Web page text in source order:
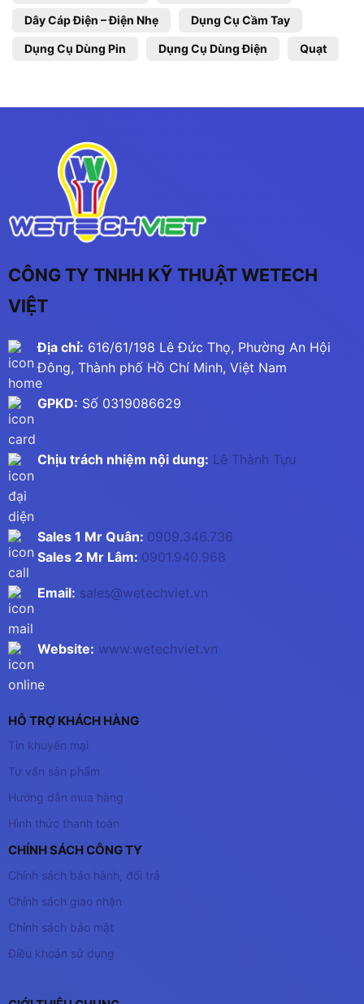
Dây Cáp Điện – Điện Nhẹ Dụng Cụ Cầm Tay
Dụng Cụ Dùng Pin Dụng Cụ Dùng Điện Quạt
CÔNG TY TNHH KỸ THUẬT WETECH
VIỆT
Địa chỉ: 616/61/198 Lê Đức Thọ, Phường An Hội
Đông, Thành phố Hồ Chí Minh, Việt Nam
GPKD: Số 0319086629
Chịu trách nhiệm nội dung: Lê Thành Tựu
Sales 1 Mr Quân: 0909.346.736
Sales 2 Mr Lâm: 0901.940.968
Email: sales@wetechviet.vn
Website: www.wetechviet.vn
HỖ TRỢ KHÁCH HÀNG
Tin khuyến mại
Tư vấn sản phẩm
Hướng dẫn mua hàng
Hình thức thanh toán
CHÍNH SÁCH CÔNG TY
Chính sách bảo hành, đổi trả
Chính sách giao nhận
Chính sách bảo mật
Điều khoản sử dụng